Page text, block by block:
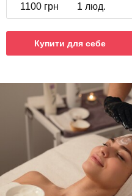
1100 грн 1 люд.
Купити для себе